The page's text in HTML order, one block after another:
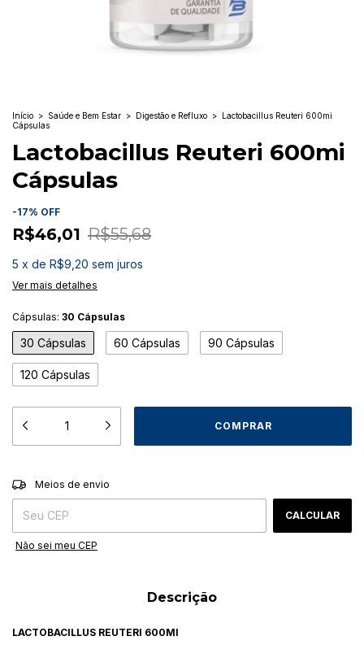
Início > Saúde e Bem Estar > Digestão e Refluxo > Lactobacillus Reuteri 600mi
Cápsulas
Lactobacillus Reuteri 600mi
Cápsulas
-17% OFF
R$46,01 R$55,68
5 x de R$9,20 sem juros
Ver mais detalhes
Cápsulas: 30 Cápsulas
30 Cápsulas 60 Cápsulas 90 Cápsulas
120 Cápsulas
Entregas para o CEP:
Meios de envio
CALCULAR
Não sei meu CEP
Descrição
LACTOBACILLUS REUTERI 600MI